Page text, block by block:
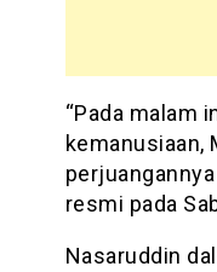
“Pada malam
kemanusiaan,
resmi pada
Nasaruddin